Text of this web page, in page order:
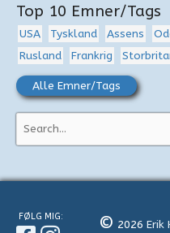
Top 10 Emner/Tags
USA Tyskland Assens
Rusland
Frankrig
Alle Emner/Tags
ø
fFØLG MIG: © 2026 Erik